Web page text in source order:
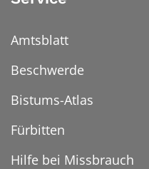
Amtsblatt
Beschwerde
Bistums-Atlas
Fürbitten
Hilfe bei Missbrauch